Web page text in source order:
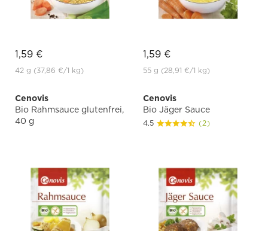
1,59 €
42 g (37,86 €/1 kg)
1,59 €
55 g (28,91 €/1 kg)
Cenovis
Bio Rahmsauce glutenfrei,
40 g
Cenovis
Bio Jäger Sauce
4.5 (2)